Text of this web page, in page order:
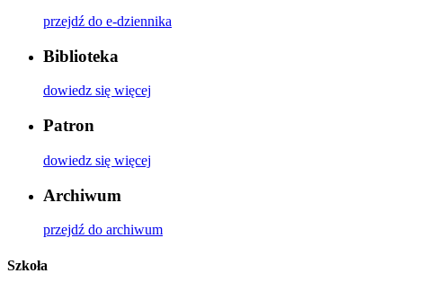
przejdź do e-dziennika
Biblioteka
dowiedz się więcej
Patron
dowiedz się więcej
Archiwum
przejdź do archiwum
Szkoła